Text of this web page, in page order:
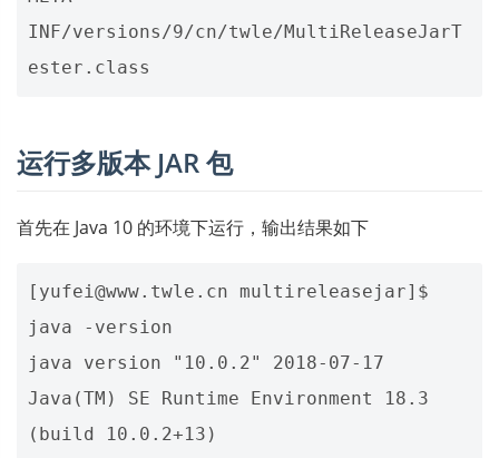
INF/versions/9/cn/twle/MultiReleaseJarT
运行多版本 JAR 包
首先在 Java 10 的环境下运行，输出结果如下
[yufei@www.twle.cn multireleasejar]$
java -version
java version "10.0.2" 2018-07-17
Java(TM) SE Runtime Environment 18.3
(build 10.0.2+13)